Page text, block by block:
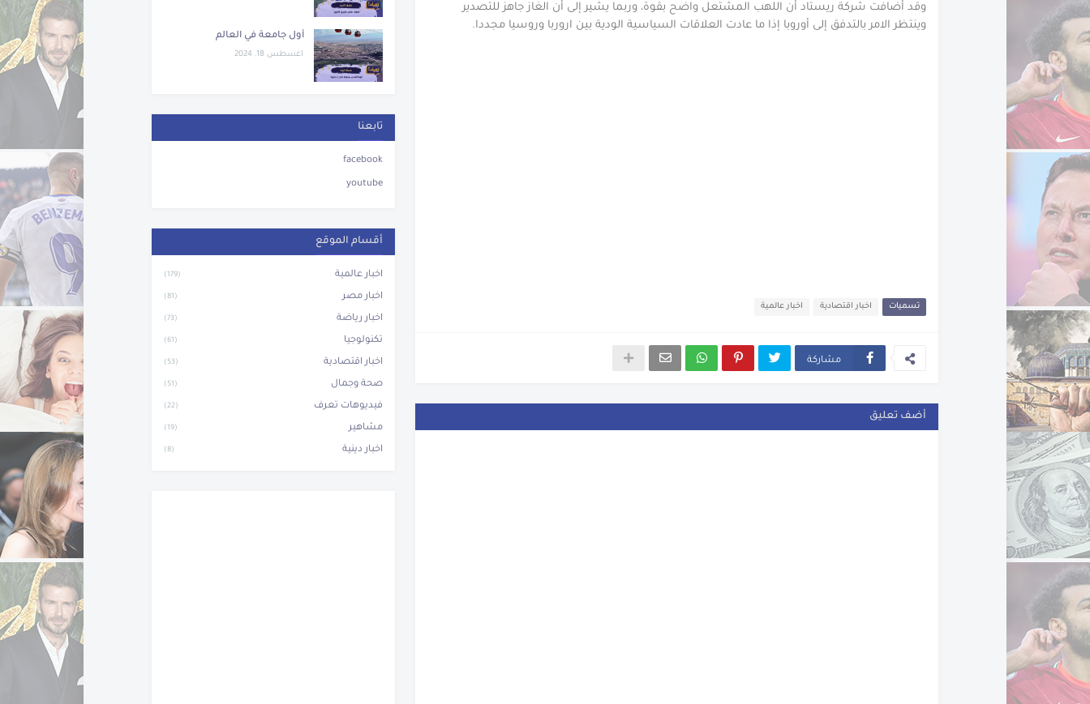
وقد أضافت شركة ريستاد أن اللهب المشتعل واضح بقوة، وربما يشير إلى أن الغاز جاهز للتصدير
وينتظر الامر بالتدفق إلى أوروبا إذا ما عادت العلاقات السياسية الودية بين اروربا وروسيا مجددا.
تسميات اخبار اقتصادية اخبار عالمية
مشاركة
أضف تعليق
أول جامعة في العالم
اغسطس 18, 2024
تابعنا
facebook
youtube
أقسام الموقع
اخبار عالمية (179)
اخبار مصر (81)
اخبار رياضة (73)
تكنولوجيا (61)
اخبار اقتصادية (53)
صحة وجمال (51)
فيديوهات تعرف (22)
مشاهير (19)
اخبار دينية (8)